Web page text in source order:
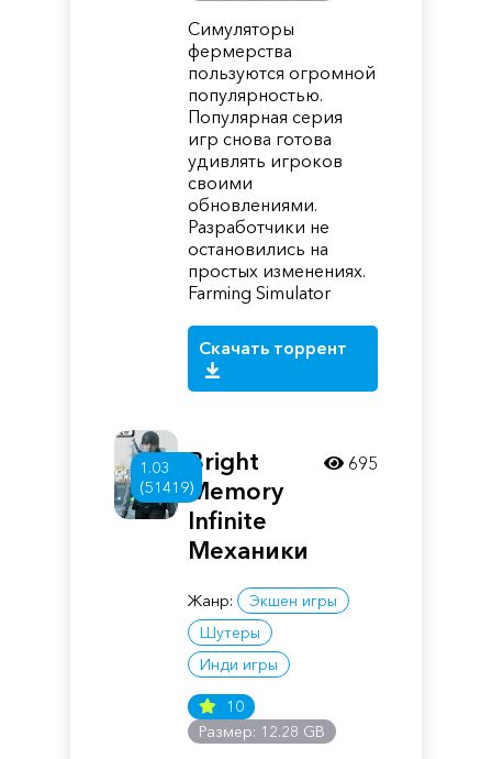
Симуляторы
фермерства
пользуются огромной
популярностью.
Популярная серия
игр снова готова
удивлять игроков
своими
обновлениями.
Разработчики не
остановились на
простых изменениях.
Farming Simulator
Скачать торрент
1.03
(51419)
Bright
Memory
Infinite
Механики
Жанр:
Экшен игры
Шутеры
Инди игры
10
Размер: 12.28 GB
695